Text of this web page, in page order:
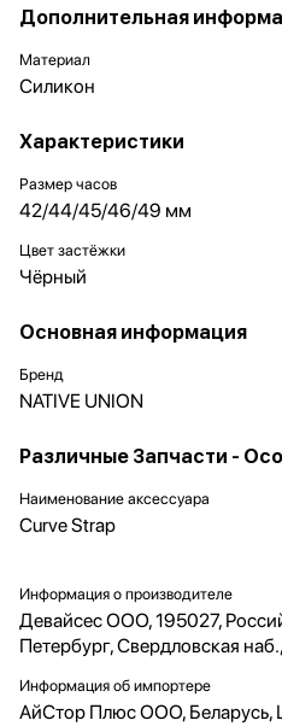
Дополнительная
Материал
Силикон
Характеристики
Размер часов
42/44/45/46/49 мм
Цвет застёжки
Чёрный
Основная информация
Бренд
NATIVE UNION
Различные Запчасти -
Наименование аксессуара
Curve Strap
Информация о производителе
Девайсес ООО, 195027,
Петербург, Свердловская
Информация об импортере
АйСтор Плюс ООО, Беларусь,